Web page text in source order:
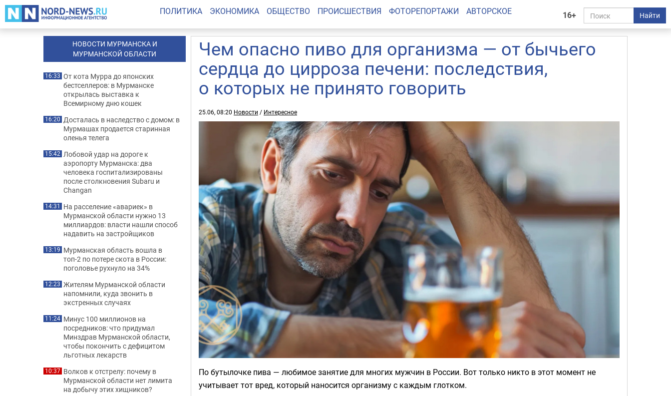
16+ Найти
ПОЛИТИКА ЭКОНОМИКА ОБЩЕСТВО ПРОИСШЕСТВИЯ ФОТОРЕПОРТАЖИ АВТОРСКОЕ
Чем опасно пиво для организма — от бычьего
сердца до цирроза печени: последствия,
о которых не принято говорить
25.06, 08:20 Новости / Интересное
По бутылочке пива — любимое занятие для многих мужчин в России. Вот только никто в этот момент не
учитывает тот вред, который наносится организму с каждым глотком.
НОВОСТИ МУРМАНСКА И
МУРМАНСКОЙ ОБЛАСТИ
16:33 От кота Мурра до японских
бестселлеров: в Мурманске
открылась выставка к
Всемирному дню кошек
16:20 Досталась в наследство с домом: в
Мурмашах продается старинная
оленья телега
15:42 Лобовой удар на дороге к
аэропорту Мурманска: два
человека госпитализированы
после столкновения Subaru и
Changan
14:31 На расселение «авариек» в
Мурманской области нужно 13
миллиардов: власти нашли способ
надавить на застройщиков
13:19 Мурманская область вошла в
топ-2 по потере скота в России:
поголовье рухнуло на 34%
12:23 Жителям Мурманской области
напомнили, куда звонить в
экстренных случаях
11:24 Минус 100 миллионов на
посредников: что придумал
Минздрав Мурманской области,
чтобы покончить с дефицитом
льготных лекарств
10:37 Волков к отстрелу: почему в
Мурманской области нет лимита
на добычу этих хищников?